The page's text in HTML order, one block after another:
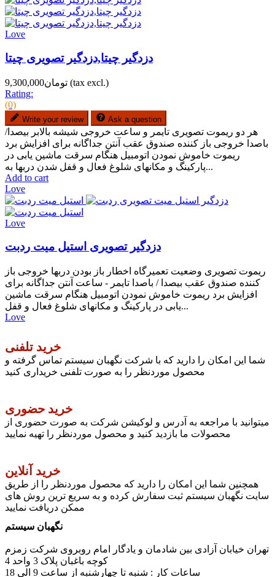
Love
دزدگیر چیتا,دزدگیر تصویری چیتا
تومان9,300,000 (tax excl.)
Rating:
(0)
Write your review Ask a question
هر دو ریموت تصویری تایمر و ساعت خروجی شیشه بالابر بیصدا/
باصدا خروجی باز کننده صندوق عقب آنتن جداگانه برای افزایش برد
ریموت خاموش نمودن اتومبیل هنگام سرقت ماشین یابی در
پارکینگ و مکانهای شلوغ فعال و قفل شدن دربها به...
Add to cart
Love
Love
دزدگیر تصویری استیل میت ردبت
ریموت تصویری وضعیت تعمیرگاه اخطار باز بودن دربها خروجی باز
کننده صندوق عقب بیصدا / باصدا تایمر - ساعت آنتن جداگانه برای
افزایش برد ریموت خاموش نمودن اتومبیل هنگام سرقت ماشین
یابی در پارکینگ و مکانهای شلوغ فعال و قفل...
Love
خرید تلفنی
شما این امکان را دارید که با شرکت نگهبان سیستم تماس گرفته و
محصول موردنظر را به صورت تلفنی خریداری کنید
خرید حضوری
میتوانید با مراجعه به آدرس و لوکیشن شرکت به صورت حضوری از
محصولات ما بازدید کنید و محصول موردنظر را تهیه نمایید
خرید آنلاین
همچنین شما این امکان را دارید که محصول موردنظر را از طریق
سایت نگهبان سیستم ثبت سفارش کرده و به سریع ترین روش های
ممکن دریافت نمایید
نگهبان سیستم
تهران خیابان آزادی بین شادمان و یادگار امام روبروی شرکت زمزم
کوچه باغبان پلاک 3 واحد 4